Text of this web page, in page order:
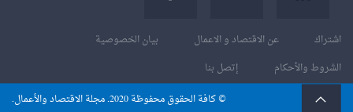
اشتراك عن الاقتصاد و الاعمال
بيان الخصوصية
الشروط والأحكام
إتصل بنا
© كافة الحقوق محفوظة 2020. مجلة الاقتصاد والأعمال.